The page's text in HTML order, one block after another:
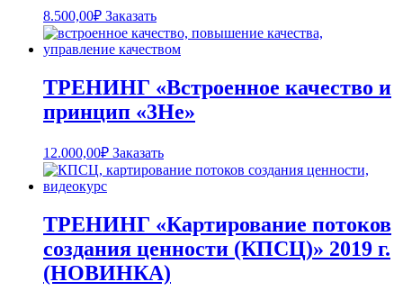
8.500,00₽ Заказать
ТРЕНИНГ «Встроенное качество и
принцип «3Не»
12.000,00₽ Заказать
ТРЕНИНГ «Картирование потоков
создания ценности (КПСЦ)» 2019 г.
(НОВИНКА)